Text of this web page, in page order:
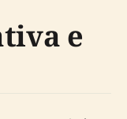
e